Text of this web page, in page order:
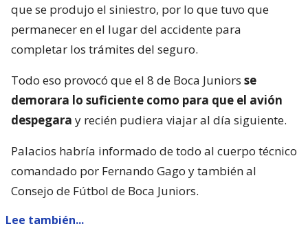
que se produjo el siniestro, por lo que tuvo que
permanecer en el lugar del accidente para
completar los trámites del seguro.
Todo eso provocó que el 8 de Boca Juniors se
demorara lo suficiente como para que el avión
despegara y recién pudiera viajar al día siguiente.
Palacios habría informado de todo al cuerpo técnico
comandado por Fernando Gago y también al
Consejo de Fútbol de Boca Juniors.
Lee también...